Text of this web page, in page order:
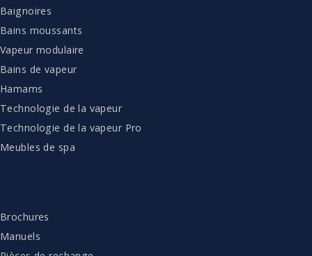
Baignoires
Bains moussants
Vapeur modulaire
Bains de vapeur
Hamams
Technologie de la vapeur
Technologie de la vapeur Pro
Meubles de spa
Brochures
Manuels